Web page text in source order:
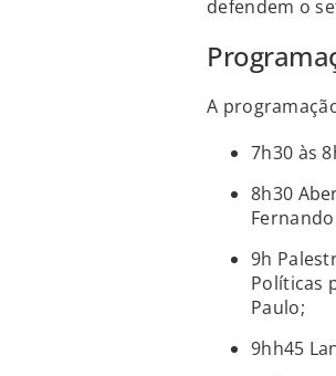
defendem o
A
7h30 às
8h30
9h
Políticas
Paulo;
9hh45